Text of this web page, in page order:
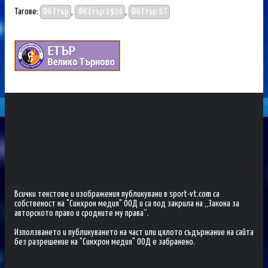
Тагове: ФК Етър , ФК Етър 1924 , ФК Етър ВТ
Всички текстове и изображения публикувани в sport-vt.com са
собственост на "Синхрон медия" ООД и са под закрила на „Закона за
авторското право и сродните му права“.
Използването и публикуването на част или цялото съдържание на сайта
без разрешение на "Синхрон медия" ООД е забранено.